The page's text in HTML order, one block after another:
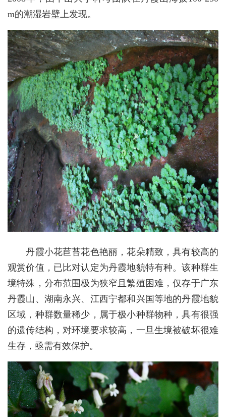
m的潮湿岩壁上发现。
丹霞小花苣苔花色艳丽，花朵精致，具有较高的
观赏价值，已比对认定为丹霞地貌特有种。该种群生
境特殊，分布范围极为狭窄且繁殖困难，仅存于广东
丹霞山、湖南永兴、江西宁都和兴国等地的丹霞地貌
区域，种群数量稀少，属于极小种群物种，具有很强
的遗传结构，对环境要求较高，一旦生境被破坏很难
生存，亟需有效保护。